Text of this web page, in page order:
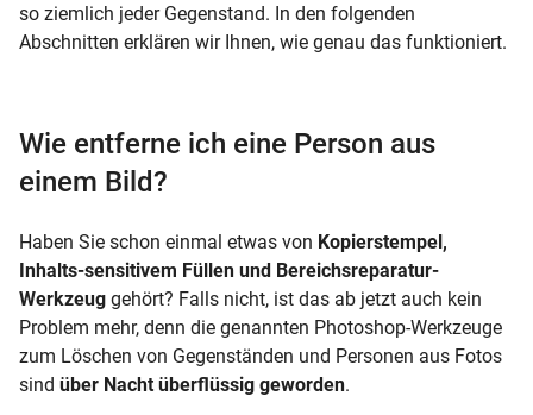
so ziemlich jeder Gegenstand. In den folgenden
Abschnitten erklären wir Ihnen, wie genau das funktioniert.
Wie entferne ich eine Person aus
einem Bild?
Haben Sie schon einmal etwas von Kopierstempel,
Inhalts-sensitivem Füllen und Bereichsreparatur-
Werkzeug gehört? Falls nicht, ist das ab jetzt auch kein
Problem mehr, denn die genannten Photoshop-Werkzeuge
zum Löschen von Gegenständen und Personen aus Fotos
sind über Nacht überflüssig geworden.